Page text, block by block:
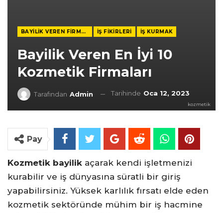
BAYILIK VEREN FIRMALAR İŞ FIKIRLERI İŞ KURMAK
Bayilik Veren En İyi 10
Kozmetik Firmaları
Tarafından Admin Tarihinde Oca 12, 2023
kozmetik
Pay
Kozmetik bayilik açarak kendi işletmenizi
kurabilir ve iş dünyasına süratli bir giriş
yapabilirsiniz. Yüksek karlılık fırsatı elde eden
kozmetik sektöründe mühim bir iş hacmine